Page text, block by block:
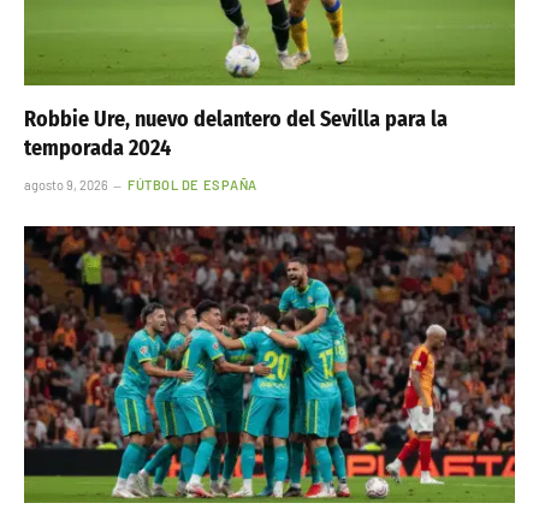
Robbie Ure, nuevo delantero del Sevilla para la
temporada 2024
agosto 9, 2026 FÚTBOL DE ESPAÑA